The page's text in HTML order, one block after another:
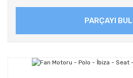
PARÇAYI BUL